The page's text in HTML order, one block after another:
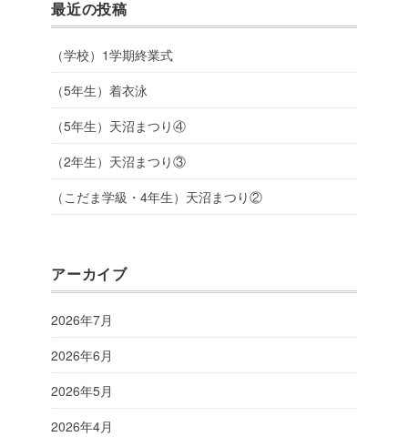
最近の投稿
（学校）1学期終業式
（5年生）着衣泳
（5年生）天沼まつり④
（2年生）天沼まつり③
（こだま学級・4年生）天沼まつり②
アーカイブ
2026年7月
2026年6月
2026年5月
2026年4月